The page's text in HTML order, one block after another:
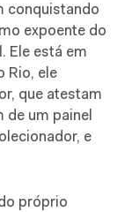
conquistando
expoente do
Ele está em
Rio, ele
que atestam
de um painel
e
próprio